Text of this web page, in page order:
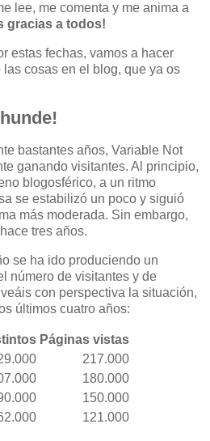
lee, me comenta y me anima a
gracias a todos!
estas fechas, vamos a hacer
cosas en el blog, que ya os
bastantes años, Variable Not
ganando visitantes. Al principio,
blogosférico, a un ritmo
se estabilizó un poco y siguió
más moderada. Sin embargo,
tres años.
se ha ido produciendo un
número de visitantes y de
con perspectiva la situación,
últimos cuatro años:
Páginas vistas
217.000
180.000
150.000
121.000